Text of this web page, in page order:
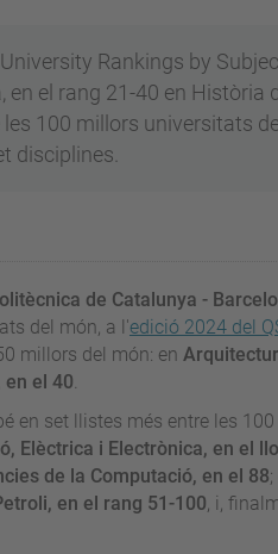
University Rankings by
el rang 21-40 en Història
100 millors universitats
disciplines.
de Catalunya -
del món, a l'edició 2024 del
millors del món: en
en el 40.
en set llistes més entre les
Elèctrica i Electrònica, en el
de la Computació, en el 88
en el rang 51-100, i,